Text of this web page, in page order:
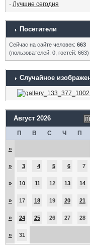
· Лучшие сегодня
Посетители
Сейчас на сайте человек: 663
(пользователей: 0, гостей: 663)
Случайное
Август 2026
П В С Ч П
»
» 3 4 5 6 7
» 10 11 12 13 14
» 17 18 19 20 21
» 24 25 26 27 28
» 31